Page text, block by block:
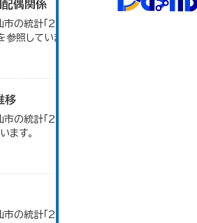
配偶関係
市の統計「2-12 年齢（5歳階級）別配
照しています。
移
市の統計「2-3 人口集中地区の推移」
ます。
市の統計「2-6 労働力人口」のデータ